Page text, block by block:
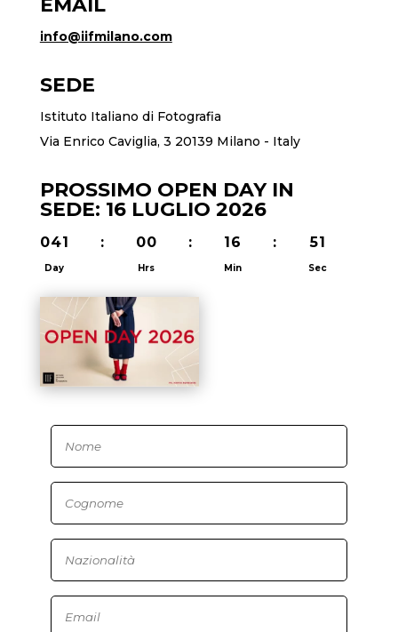
EMAIL
info@iifmilano.com
SEDE
Istituto Italiano di Fotografia
Via Enrico Caviglia, 3 20139 Milano - Italy
PROSSIMO OPEN DAY IN
SEDE: 16 LUGLIO 2026
041
Day
: 00
Hrs
: 16
Min
: 50
Sec